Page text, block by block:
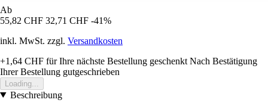
Ab
55,82 CHF 32,71 CHF -41%
inkl. MwSt. zzgl. Versandkosten
+1,64 CHF für Ihre nächste Bestellung geschenkt Nach Bestätigung
Ihrer Bestellung gutgeschrieben
Loading...
Beschreibung